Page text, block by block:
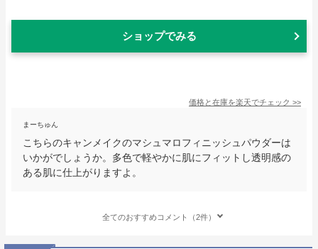
ショップでみる
価格と在庫を楽天でチェック >>
まーちゅん
こちらのキャンメイクのマシュマロフィニッシュパウダーは
いかがでしょうか。多色で軽やかに肌にフィットし透明感の
ある肌に仕上がりますよ。
全てのおすすめコメント（2件）